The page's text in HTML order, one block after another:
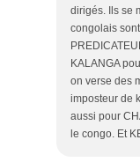
dirigés. Ils se
congolais
KALANGA
on verse des
imposteur de
aussi pour
le congo. Et